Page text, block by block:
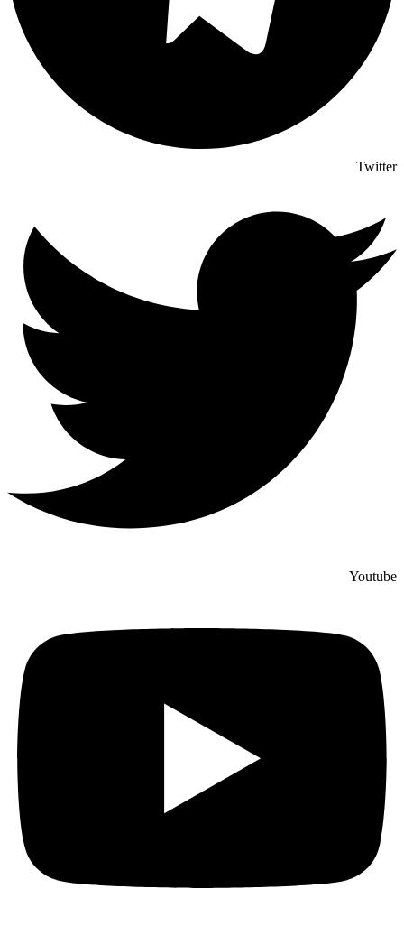
Twitter
Youtube